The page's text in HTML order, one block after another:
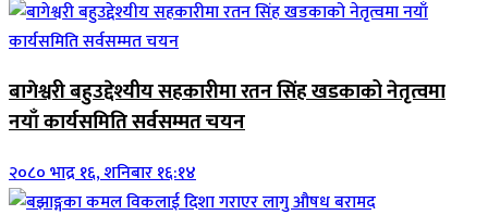
बागेश्वरी बहुउद्देश्यीय सहकारीमा रतन सिंह खडकाको नेतृत्वमा
नयाँ कार्यसमिति सर्वसम्मत चयन
२०८० भाद्र १६, शनिबार १६:१४